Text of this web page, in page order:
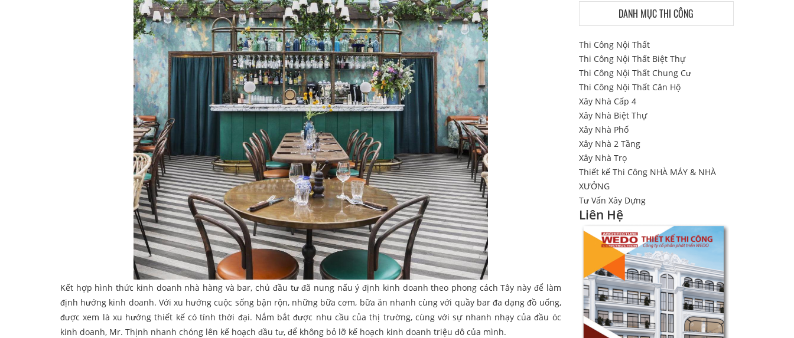
Kết hợp hình thức kinh doanh nhà hàng và bar, chủ đầu tư đã nung nấu ý định kinh doanh theo phong cách Tây này để làm
định hướng kinh doanh. Với xu hướng cuộc sống bận rộn, những bữa cơm, bữa ăn nhanh cùng với quầy bar đa dạng đồ uống,
được xem là xu hướng thiết kế có tính thời đại. Nắm bắt được nhu cầu của thị trường, cùng với sự nhanh nhạy của đầu óc
kinh doanh, Mr. Thịnh nhanh chóng lên kế hoạch đầu tư, để không bỏ lỡ kế hoạch kinh doanh triệu đô của mình.
DANH MỤC THI CÔNG
Thi Công Nội Thất
Thi Công Nội Thất Biệt Thự
Thi Công Nội Thất Chung Cư
Thi Công Nội Thất Căn Hộ
Xây Nhà Cấp 4
Xây Nhà Biệt Thự
Xây Nhà Phố
Xây Nhà 2 Tầng
Xây Nhà Trọ
Thiết kế Thi Công NHÀ MÁY & NHÀ
XƯỞNG
Tư Vấn Xây Dựng
Liên Hệ